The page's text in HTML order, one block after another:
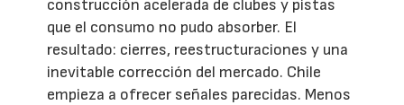
construcción acelerada de clubes y pistas
que el consumo no pudo absorber. El
resultado: cierres, reestructuraciones y una
inevitable corrección del mercado. Chile
empieza a ofrecer señales parecidas. Menos